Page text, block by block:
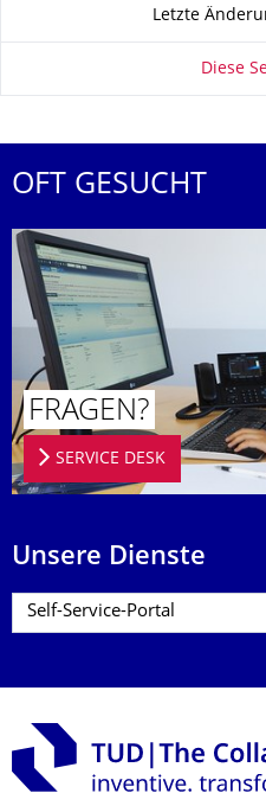
Letzte
Diese
OFT GESUCHT
FRAGEN?
SERVICE DESK
Unsere Dienste